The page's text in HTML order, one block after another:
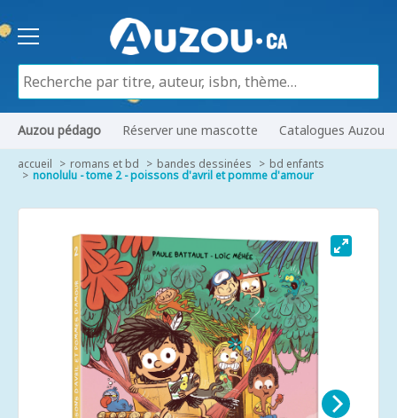
Auzou pédago Réserver une mascotte Catalogues Auzou
accueil romans et bd bandes dessinées bd enfants
nonolulu - tome 2 - poissons d'avril et pomme d'amour